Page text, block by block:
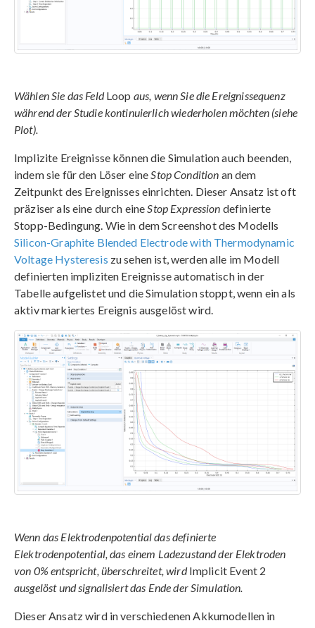
Wählen Sie das FeldLoop aus, wenn Sie die Ereignissequenz
während der Studie kontinuierlich wiederholen möchten (siehe
Plot).
Implizite Ereignisse können die Simulation auch beenden,
indem sie für den Löser eineStop Condition an dem
Zeitpunkt des Ereignisses einrichten. Dieser Ansatz ist oft
präziser als eine durch eineStop Expression definierte
Stopp-Bedingung. Wie in dem Screenshot des Modells
Silicon-Graphite Blended Electrode with Thermodynamic
Voltage Hysteresis zu sehen ist, werden alle im Modell
definierten impliziten Ereignisse automatisch in der
Tabelle aufgelistet und die Simulation stoppt, wenn ein als
aktiv markiertes Ereignis ausgelöst wird.
Wenn das Elektrodenpotential das definierte
Elektrodenpotential, das einem Ladezustand der Elektroden
von 0% entspricht, überschreitet, wirdImplicit Event 2
ausgelöst und signalisiert das Ende der Simulation.
Dieser Ansatz wird in verschiedenen Akkumodellen in